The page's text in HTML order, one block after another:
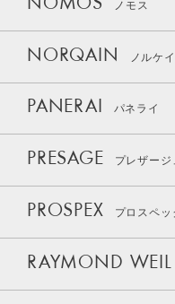
NOMOS ノモス
NORQAIN ノルケ
PANERAI パネライ
PRESAGE プレザージ
PROSPEX プロスペッ
RAYMOND WEIL